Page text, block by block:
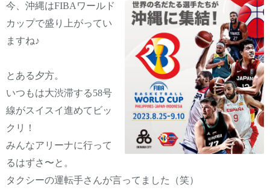
今、沖縄はFIBAワールド
カップで盛り上がってい
ますね♪
とある夕方。
いつもは大渋滞する58号
線がスイスイ進めてビッ
クリ！
みんなアリーナに行って
るはずさ〜と。
タクシーの運転手さんが言ってました（笑）